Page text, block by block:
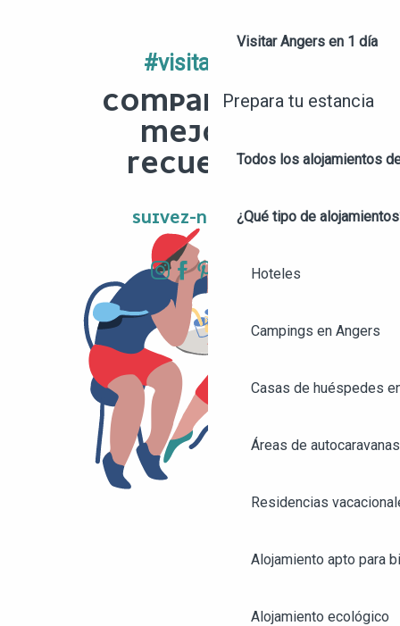
Visitar Angers en 1 día
Prepara tu estancia
Todos los alojamientos
¿Qué tipo de
Hoteles
Campings en Angers
Casas de huéspedes
Áreas de autocaravanas
Residencias
Alojamiento apto para
Alojamiento ecológico
#visitangers
COMPARTA SUS
MEJORES
RECUERDOS
SUIVEZ-NOUS ICI !